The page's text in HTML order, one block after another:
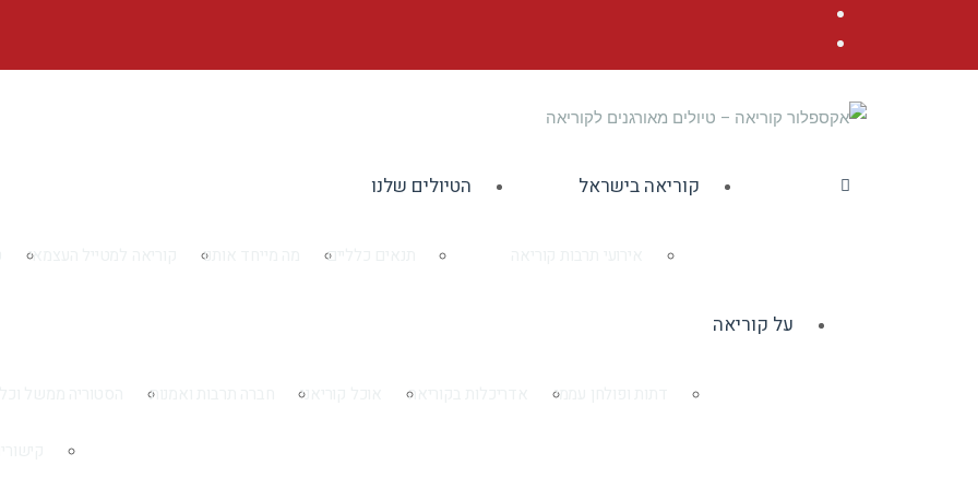
הטיולים שלנו
קוריאה למטייל העצמאי מה מייחד אותנו תנאים כלליים
קוריאה בישראל
על קוריאה
הסטוריה ממשל חברה תרבות ואמנות אוכל קוריאני אדריכלות בקוריאה דתות ופולחן עממי